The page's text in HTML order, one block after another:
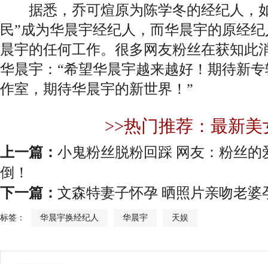
据悉，乔可煊原为陈学冬的经纪人，
民”成为华晨宇经纪人，而华晨宇的原经
晨宇的任何工作。很多网友粉丝在获知此
华晨宇：“希望华晨宇越来越好！期待新
作室，期待华晨宇的新世界！”
>>热门推荐：最新美
上一篇： 小鬼粉丝脱粉回踩 网友：粉丝
倒！
下一篇： 文森特妻子怀孕 晒照片亲吻老婆
标签： 华晨宇换经纪人 华晨宇 天娱